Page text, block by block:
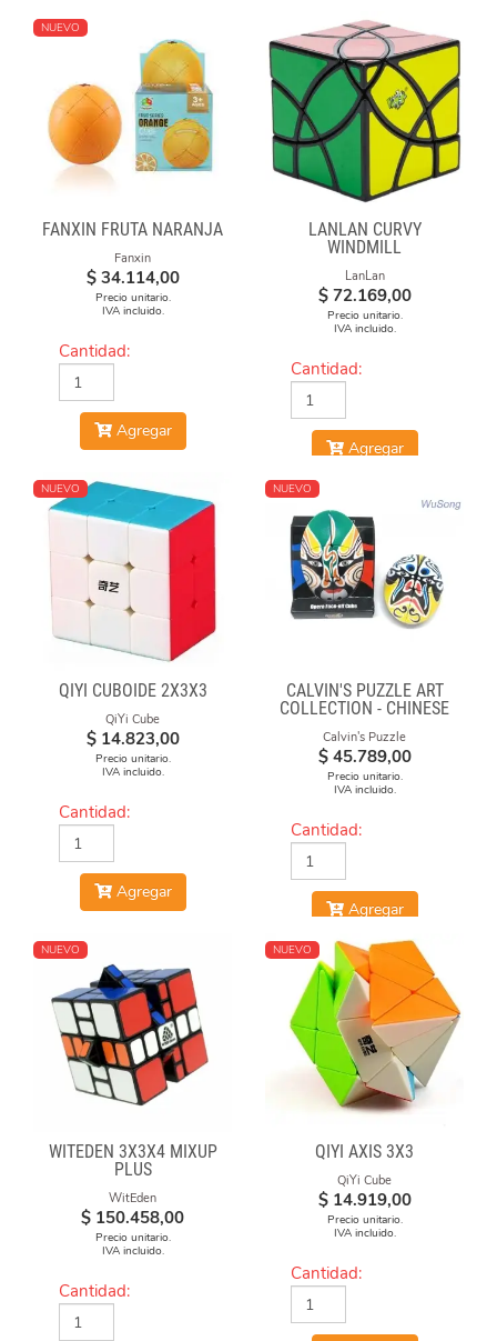
NUEVO
FANXIN FRUTA NARANJA
Fanxin
$ 34.114,00
Precio unitario.
IVA incluido.
Cantidad:
Agregar
LANLAN CURVY
WINDMILL
LanLan
$ 72.169,00
Precio unitario.
IVA incluido.
Cantidad:
Agregar
NUEVO
QIYI CUBOIDE 2X3X3
QiYi Cube
$ 14.823,00
Precio unitario.
IVA incluido.
Cantidad:
Agregar
NUEVO
CALVIN'S PUZZLE ART
COLLECTION - CHINESE
OPERA FACE-OFF CUBE
(GREEN & YELLOW
MASKS)
Calvin's Puzzle
$ 45.789,00
Precio unitario.
IVA incluido.
Cantidad:
Agregar
NUEVO
WITEDEN 3X3X4 MIXUP
PLUS
WitEden
$ 150.458,00
Precio unitario.
IVA incluido.
Cantidad:
NUEVO
QIYI AXIS 3X3
QiYi Cube
$ 14.919,00
Precio unitario.
IVA incluido.
Cantidad: